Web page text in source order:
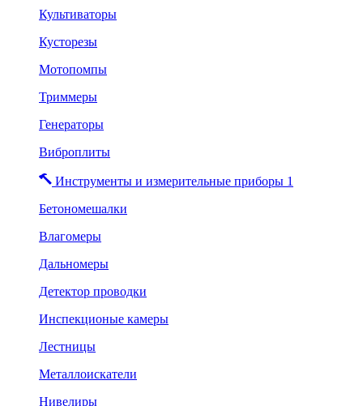
Культиваторы
Кусторезы
Мотопомпы
Триммеры
Генераторы
Виброплиты
Инструменты и измерительные приборы 1
Бетономешалки
Влагомеры
Дальномеры
Детектор проводки
Инспекционые камеры
Лестницы
Металлоискатели
Нивелиры